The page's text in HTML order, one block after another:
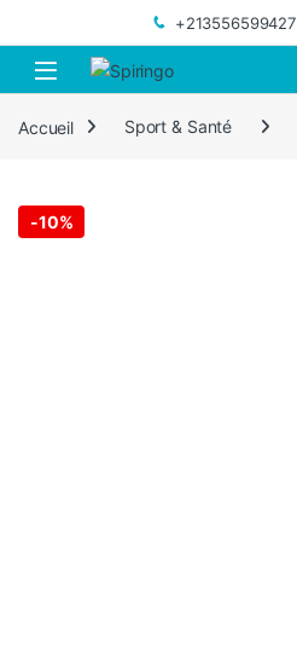
+213556599427
Accueil Sport & Santé
-10%